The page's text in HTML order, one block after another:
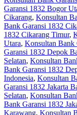
Garansi 1832 Bogor
Cikarang, Konsultan
Bank Garansi 1832
1832 Cikarang Timur,
Utara, Konsultan Bank
Garansi 1832 Depok
Selatan, Konsultan
Bank Garansi 1832
Indonesia, Konsultan
Garansi 1832 Jakarta
Selatan, Konsultan
Bank Garansi 1832
Karawang, Konsultan